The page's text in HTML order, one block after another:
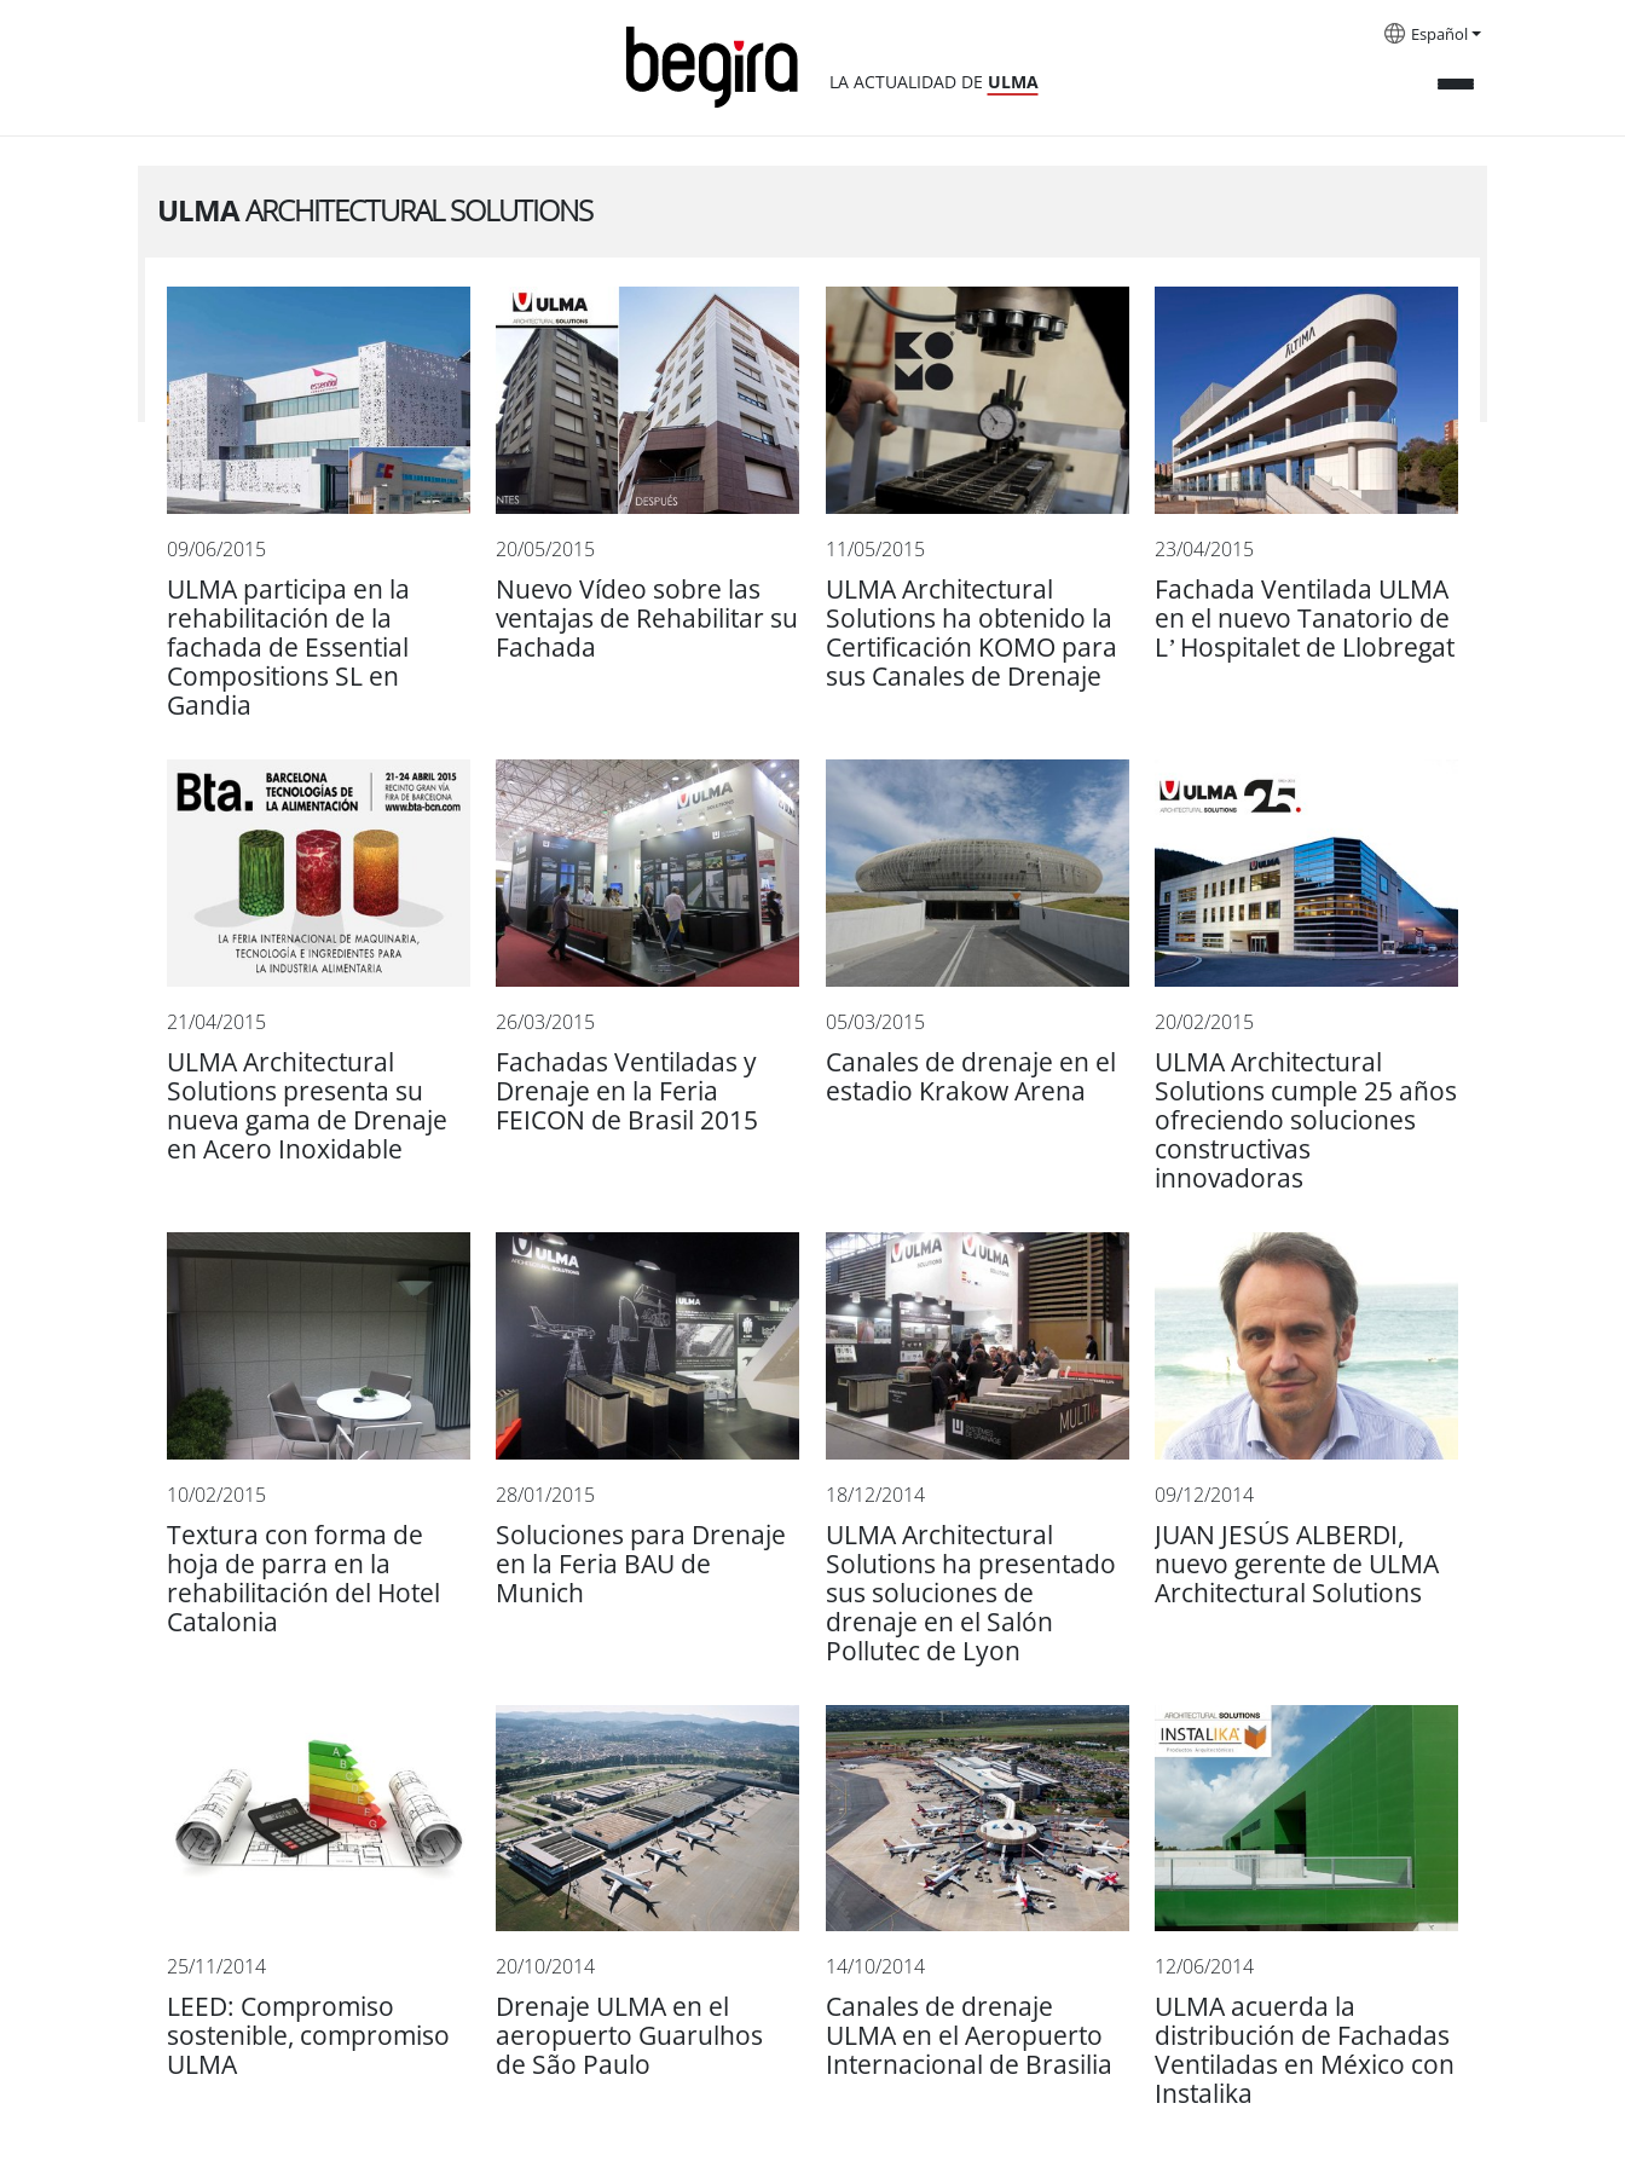
LA ACTUALIDAD DE ULMA
Español
ULMAARCHITECTURAL SOLUTIONS
09/06/2015
ULMA participa en la
rehabilitación de la
fachada de Essential
Compositions SL en
Gandia
20/05/2015
Nuevo Vídeo sobre las
ventajas de Rehabilitar su
Fachada
11/05/2015
ULMA Architectural
Solutions ha obtenido la
Certificación KOMO para
sus Canales de Drenaje
23/04/2015
Fachada Ventilada ULMA
en el nuevo Tanatorio de
L’ Hospitalet de Llobregat
21/04/2015
ULMA Architectural
Solutions presenta su
nueva gama de Drenaje
en Acero Inoxidable
26/03/2015
Fachadas Ventiladas y
Drenaje en la Feria
FEICON de Brasil 2015
05/03/2015
Canales de drenaje en el
estadio Krakow Arena
20/02/2015
ULMA Architectural
Solutions cumple 25 años
ofreciendo soluciones
constructivas
innovadoras
10/02/2015
Textura con forma de
hoja de parra en la
rehabilitación del Hotel
Catalonia
28/01/2015
Soluciones para Drenaje
en la Feria BAU de
Munich
18/12/2014
ULMA Architectural
Solutions ha presentado
sus soluciones de
drenaje en el Salón
Pollutec de Lyon
09/12/2014
JUAN JESÚS ALBERDI,
nuevo gerente de ULMA
Architectural Solutions
25/11/2014
LEED: Compromiso
sostenible, compromiso
ULMA
20/10/2014
Drenaje ULMA en el
aeropuerto Guarulhos
de São Paulo
14/10/2014
Canales de drenaje
ULMA en el Aeropuerto
Internacional de Brasilia
12/06/2014
ULMA acuerda la
distribución de Fachadas
Ventiladas en México con
Instalika